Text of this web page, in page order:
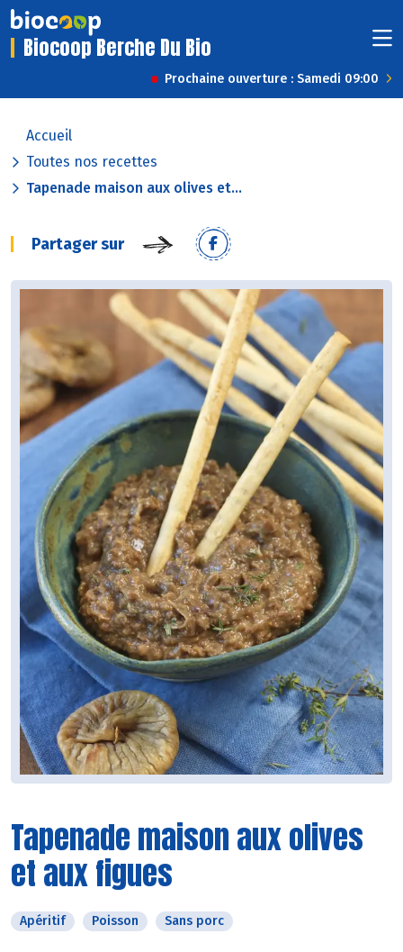
Biocoop Berche Du Bio
Prochaine ouverture : Samedi 09:00
Accueil
Toutes nos recettes
Tapenade maison aux olives et...
Partager sur
Tapenade maison aux olives
et aux figues
Apéritif Poisson Sans porc